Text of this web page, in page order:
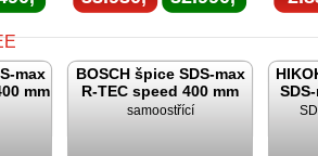
max
mm
BOSCH špice SDS-max
R-TEC speed 400 mm
samoostřící